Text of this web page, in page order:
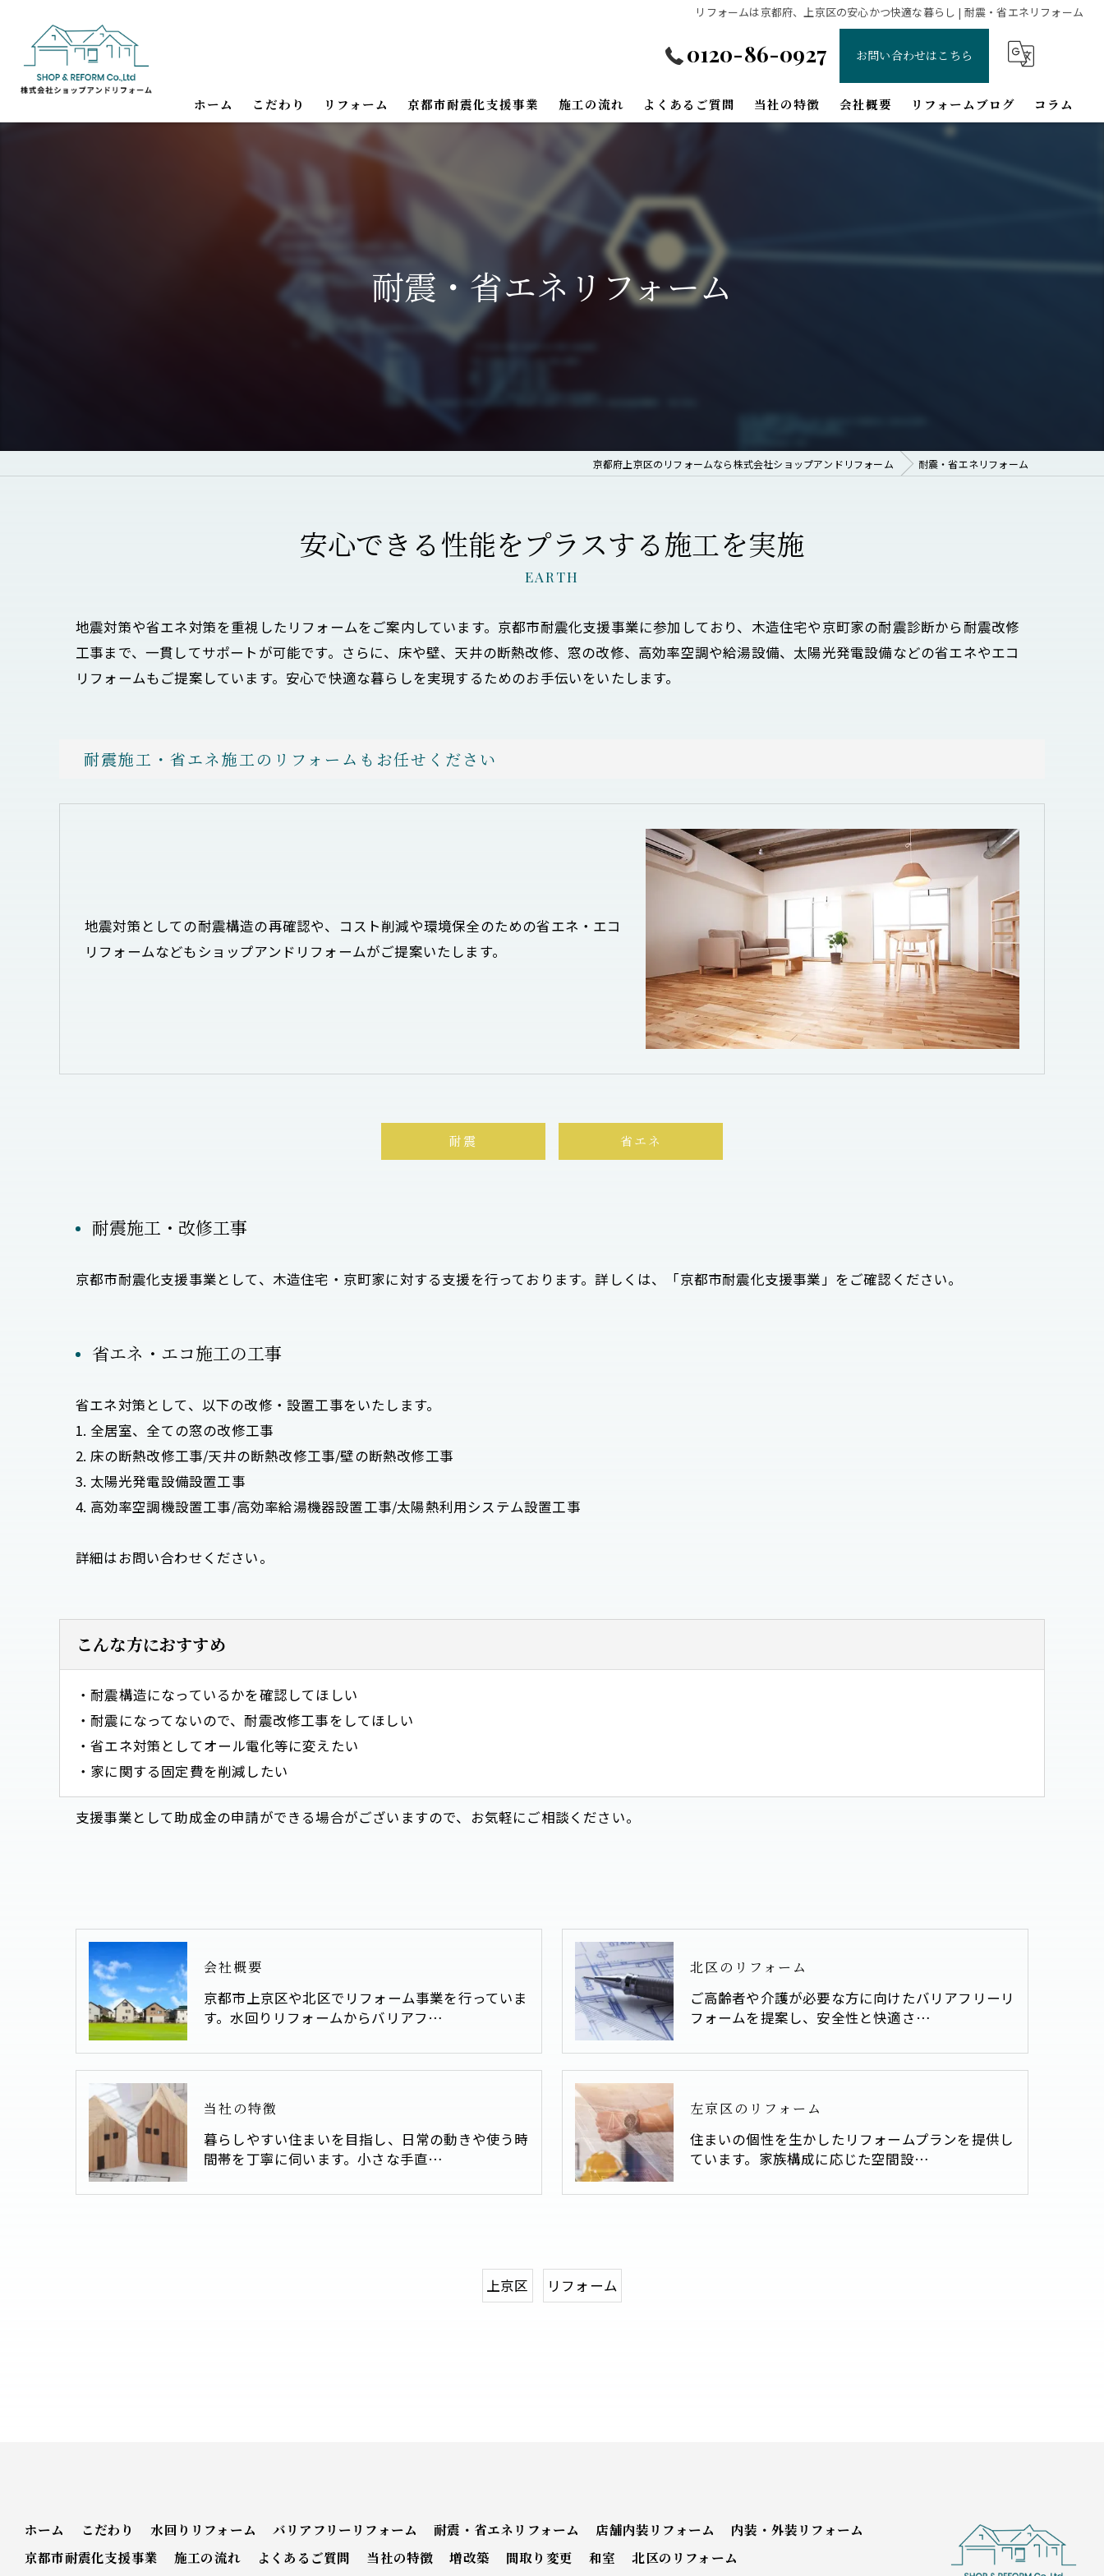
リフォームは京都府、上京区の安心かつ快適な暮らし | 耐震・省エネリフォーム
0120-86-0927 お問い合わせはこちら
ホーム こだわり リフォーム
内装・外装リフォーム
耐震・省エネリフォーム
店舗内装リフォーム
京都市耐震化支援事業 施工の流れ よくあるご質問 当社の特徴 会社概要 リフォームブログ コラム
耐震・省エネリフォーム
京都府上京区のリフォームなら株式会社ショップアンドリフォーム 耐震・省エネリフォーム
安心できる性能をプラスする施工を実施
EARTH
地震対策や省エネ対策を重視したリフォームをご案内しています。京都市耐震化支援事業に参加しており、木造住宅や京町家の耐震診断から耐震改修
工事まで、一貫してサポートが可能です。さらに、床や壁、天井の断熱改修、窓の改修、高効率空調や給湯設備、太陽光発電設備などの省エネやエコ
リフォームもご提案しています。安心で快適な暮らしを実現するためのお手伝いをいたします。
耐震施工・省エネ施工のリフォームもお任せください
地震対策としての耐震構造の再確認や、コスト削減や環境保全のための省エネ・エコ
リフォームなどもショップアンドリフォームがご提案いたします。
耐震 省エネ
耐震施工・改修工事
京都市耐震化支援事業として、木造住宅・京町家に対する支援を行っております。詳しくは、「京都市耐震化支援事業」をご確認ください。
省エネ・エコ施工の工事
省エネ対策として、以下の改修・設置工事をいたします。
1. 全居室、全ての窓の改修工事
2. 床の断熱改修工事/天井の断熱改修工事/壁の断熱改修工事
3. 太陽光発電設備設置工事
4. 高効率空調機設置工事/高効率給湯機器設置工事/太陽熱利用システム設置工事
詳細はお問い合わせください。
こんな方におすすめ
・耐震構造になっているかを確認してほしい
・耐震になってないので、耐震改修工事をしてほしい
・省エネ対策としてオール電化等に変えたい
・家に関する固定費を削減したい
支援事業として助成金の申請ができる場合がございますので、お気軽にご相談ください。
会社概要
京都市上京区や北区でリフォーム事業を行っていま
す。水回りリフォームからバリアフ…
北区のリフォーム
ご高齢者や介護が必要な方に向けたバリアフリーリ
フォームを提案し、安全性と快適さ…
当社の特徴
暮らしやすい住まいを目指し、日常の動きや使う時
間帯を丁寧に伺います。小さな手直…
左京区のリフォーム
住まいの個性を生かしたリフォームプランを提供し
ています。家族構成に応じた空間設…
上京区 リフォーム
ホーム こだわり 水回りリフォーム バリアフリーリフォーム 耐震・省エネリフォーム 店舗内装リフォーム
内装・外装リフォーム
京都市耐震化支援事業
施工の流れ よくあるご質問 当社の特徴 増改築 間取り変更 和室 北区のリフォーム